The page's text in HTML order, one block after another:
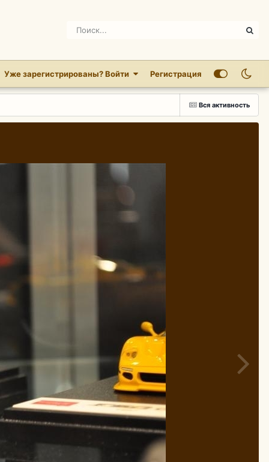
Уже зарегистрированы? Войти Регистрация
Вся активность